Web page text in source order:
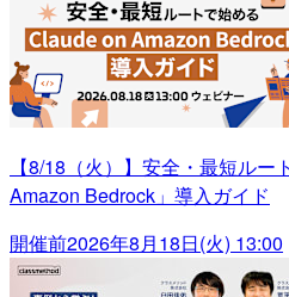
【8/18（火）】安全・最短ル
Amazon Bedrock」導入ガイド
開催前2026年8月18日(火) 13:00